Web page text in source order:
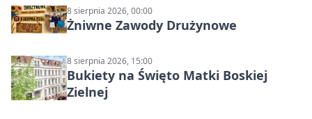
8 sierpnia 2026, 00:00
Żniwne Zawody Drużynowe
8 sierpnia 2026, 15:00
Bukiety na Święto Matki Boskiej
Zielnej